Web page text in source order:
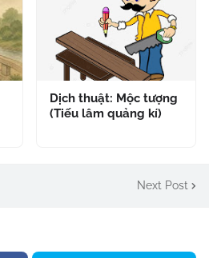
Dịch thuật: Mộc tượng
(Tiếu lâm quảng kí)
Next Post